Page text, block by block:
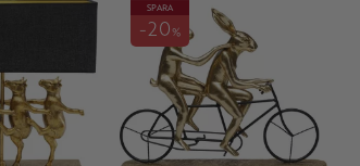
SPARA
20%